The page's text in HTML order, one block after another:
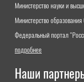
Министерство науки и
Министерство
Федеральный портал
подробнее
Наши